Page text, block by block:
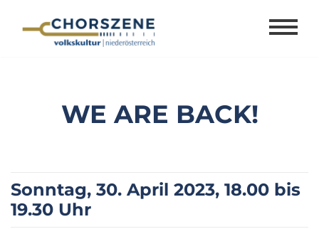
WE ARE BACK!
Sonntag, 30. April 2023, 18.00 bis
19.30 Uhr